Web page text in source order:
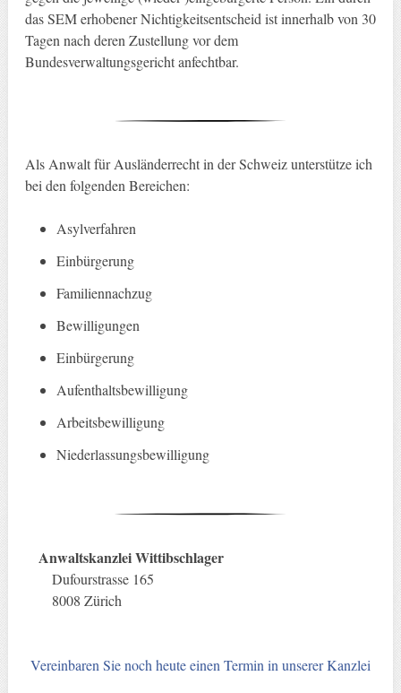
das SEM erhobener Nichtigkeitsentscheid ist innerhalb von 30
Tagen nach deren Zustellung vor dem
Bundesverwaltungsgericht anfechtbar.
Als Anwalt für Ausländerrecht in der Schweiz unterstütze ich
bei den folgenden Bereichen:
Asylverfahren
Einbürgerung
Familiennachzug
Bewilligungen
Einbürgerung
Aufenthaltsbewilligung
Arbeitsbewilligung
Niederlassungsbewilligung
Anwaltskanzlei Wittibschlager
Dufourstrasse 165
8008 Zürich
Vereinbaren Sie noch heute einen Termin in unserer Kanzlei